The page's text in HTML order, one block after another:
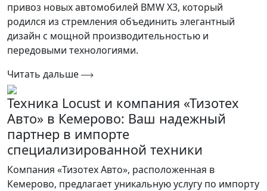
привоз новых автомобилей BMW X3, который
родился из стремления объединить элегантный
дизайн с мощной производительностью и
передовыми технологиями.
Читать дальше
Техника Locust и компания «Тизотех
Авто» в Кемерово: Ваш надежный
партнер в импорте
специализированной техники
Компания «Тизотех Авто», расположенная в
Кемерово, предлагает уникальную услугу по импорту